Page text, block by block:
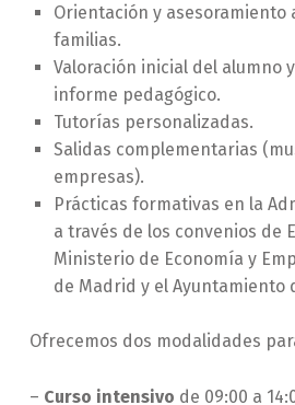
Orientación y asesoramiento
familias.
Valoración inicial del alumno
informe pedagógico.
Tutorías personalizadas.
Salidas complementarias
empresas).
Prácticas formativas en la
a través de los convenios de
Ministerio de Economía y
de Madrid y el Ayuntamiento
Ofrecemos dos modalidades
– Curso intensivo de 09:00 a